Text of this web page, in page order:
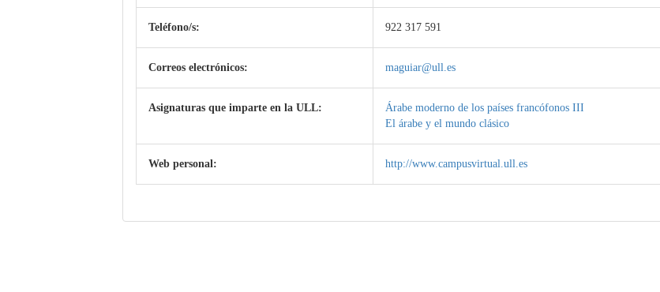
Teléfono/s: 922 317 591
Correos electrónicos: maguiar@ull.es
Asignaturas que imparte en la ULL: Árabe moderno de los países francófonos III
El árabe y el mundo clásico
Web personal: http://www.campusvirtual.ull.es